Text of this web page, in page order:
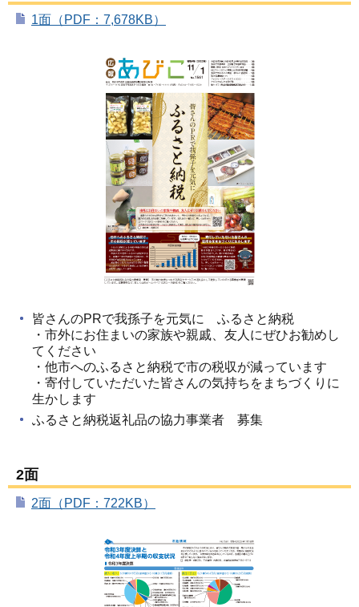
1面（PDF：7,678KB）
皆さんのPRで我孫子を元気に ふるさと納税
・市外にお住まいの家族や親戚、友人にぜひお勧めし
てください
・他市へのふるさと納税で市の税収が減っています
・寄付していただいた皆さんの気持ちをまちづくりに
生かします
ふるさと納税返礼品の協力事業者 募集
2面
2面（PDF：722KB）